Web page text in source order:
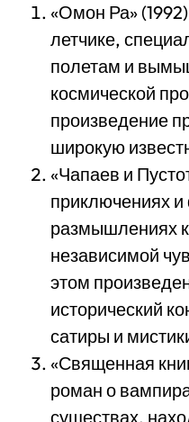
«Омон Ра»
летчике,
полетам и
космической
произведение
широкую
«Чапаев и
приключениях
размышлениях
независимой
этом
исторический
сатиры и
«Священная
роман о
существах,